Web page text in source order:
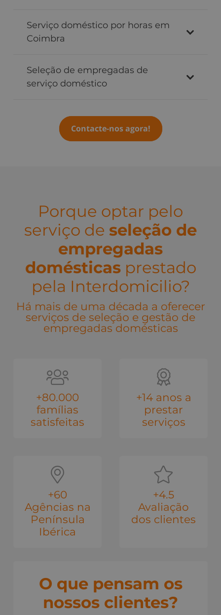
Serviço doméstico por horas em
Coimbra
Seleção de empregadas de
serviço doméstico
Contacte-nos agora!
Porque optar pelo
serviço de seleção de
empregadas
domésticasprestado
pela Interdomicilio?
Há mais de uma década a oferecer
serviços de seleção e gestão de
empregadas domésticas
+80.000
famílias
satisfeitas
+14 anos a
prestar
serviços
+60
Agências na
Península
Ibérica
+4.5
Avaliação
dos clientes
O que pensam os
nossos clientes?